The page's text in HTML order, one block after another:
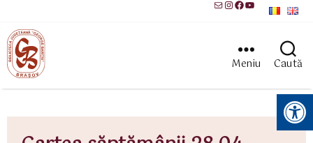
MailInstagram
Facebook
YouTube
Meniu Caută
Instrumente pentru accesibilitate